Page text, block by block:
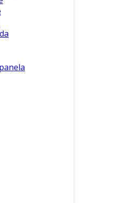
únicas,
específicos,
a projetos
Usinado
Abaixo, são
de veículos,
durabilidade.
em aplicações
e